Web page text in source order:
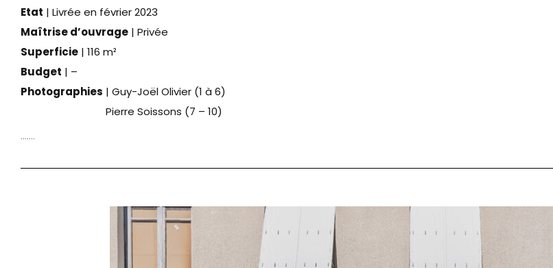
Etat | Livrée en février 2023
Maîtrise d’ouvrage | Privée
Superficie | 116 m²
Budget | –
Photographies | Guy-Joël Olivier (1 à 6)
Pierre Soissons (7 – 10)
…….